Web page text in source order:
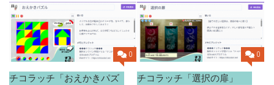
0
チコラッチ「おえかきパズ
0
チコラッチ「選択の扉」